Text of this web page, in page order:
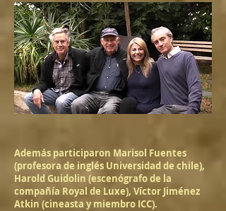
Además participaron Marisol Fuentes
(profesora de inglés Universidad de chile),
Harold Guidolin (escenógrafo de la
compañía Royal de Luxe), Víctor Jiménez
Atkin (cineasta y miembro ICC).